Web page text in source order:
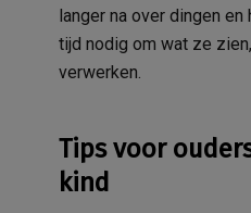
langer na over dingen
tijd nodig om wat ze
verwerken.
Tips voor
kind